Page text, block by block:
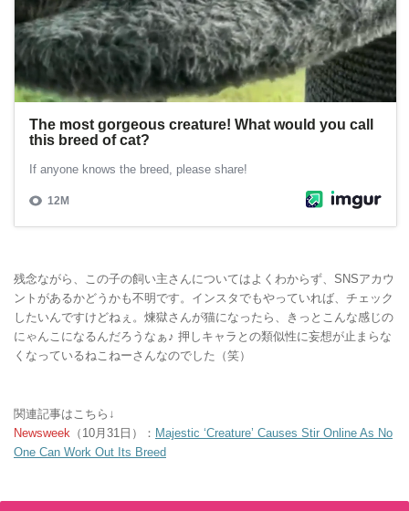
残念ながら、この子の飼い主さんについてはよくわからず、SNSアカウ
ントがあるかどうかも不明です。インスタでもやっていれば、チェック
したいんですけどねぇ。煉獄さんが猫になったら、きっとこんな感じの
にゃんこになるんだろうなぁ♪ 押しキャラとの類似性に妄想が止まらな
くなっているねこねーさんなのでした（笑）
関連記事はこちら↓
Newsweek （10月31日）： Majestic ‘Creature’ Causes Stir Online As No
One Can Work Out Its Breed